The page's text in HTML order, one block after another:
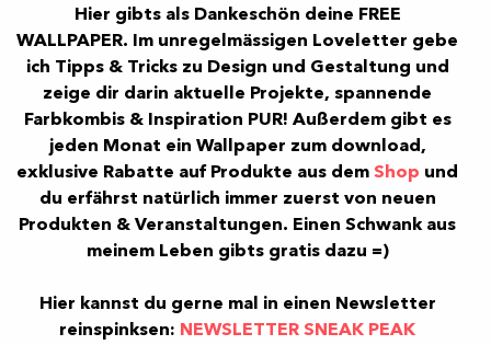
Hier gibts als Dankeschön deine FREE
WALLPAPER. Im unregelmässigen Loveletter gebe
ich Tipps & Tricks zu Design und Gestaltung und
zeige dir darin aktuelle Projekte, spannende
Farbkombis & Inspiration PUR! Außerdem gibt es
jeden Monat ein Wallpaper zum download,
exklusive Rabatte auf Produkte aus demShop und
du erfährst natürlich immer zuerst von neuen
Produkten & Veranstaltungen. Einen Schwank aus
meinem Leben gibts gratis dazu =)
Hier kannst du gerne mal in einen Newsletter
reinspinksen: NEWSLETTER SNEAK PEAK
×